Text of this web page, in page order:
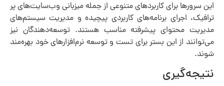
این سرورها برای کاربردهای متنوعی از جمله میزبانی وب‌سایت‌های پر
ترافیک، اجرای برنامه‌های کاربردی پیچیده و مدیریت سیستم‌های
مدیریت محتوای پیشرفته مناسب هستند. توسعه‌دهندگان نیز
می‌توانند از این بستر برای تست و توسعه نرم‌افزارهای خود بهره‌مند
شوند.
نتیجه‌گیری